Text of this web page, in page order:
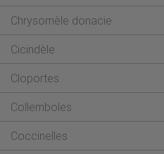
Chrysomèle donacie
Cicindèle
Cloportes
Collemboles
Coccinelles